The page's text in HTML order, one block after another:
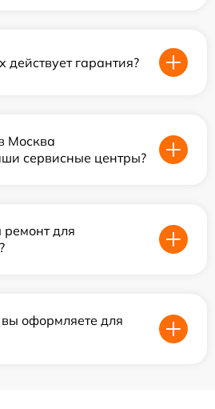
действует гарантия?
Москва
сервисные центры?
для
оформляете для